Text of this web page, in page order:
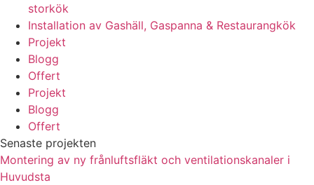
storkök
Installation av Gashäll, Gaspanna & Restaurangkök
Projekt
Blogg
Offert
Projekt
Blogg
Offert
Senaste projekten
Montering av ny frånluftsfläkt och ventilationskanaler i
Huvudsta